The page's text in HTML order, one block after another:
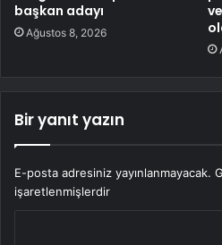
başkan adayı
Ağustos 8, 2026
Bir yanıt yazın
E-posta adresiniz yayınlanmayacak.
işaretlenmişlerdir